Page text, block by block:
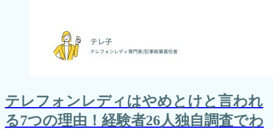
テレフォンレディはやめとけと言われ
る7つの理由！経験者26人独自調査でわ